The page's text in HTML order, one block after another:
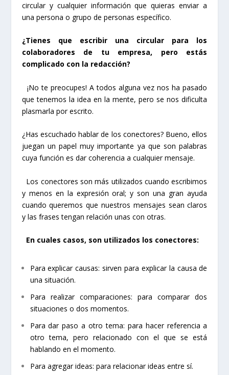
circular y cualquier información que quieras enviar a
una persona o grupo de personas específico.
¿Tienes que escribir una circular para los
colaboradores de tu empresa, pero estás
complicado con la redacción?
¡No te preocupes! A todos alguna vez nos ha pasado
que tenemos la idea en la mente, pero se nos dificulta
plasmarla por escrito.
¿Has escuchado hablar de los conectores? Bueno, ellos
juegan un papel muy importante ya que son palabras
cuya función es dar coherencia a cualquier mensaje.
Los conectores son más utilizados cuando escribimos
y menos en la expresión oral; y son una gran ayuda
cuando queremos que nuestros mensajes sean claros
y las frases tengan relación unas con otras.
En cuales casos, son utilizados los conectores:
Para explicar causas: sirven para explicar la causa de
una situación.
Para realizar comparaciones: para comparar dos
situaciones o dos momentos.
Para dar paso a otro tema: para hacer referencia a
otro tema, pero relacionado con el que se está
hablando en el momento.
Para agregar ideas: para relacionar ideas entre sí.